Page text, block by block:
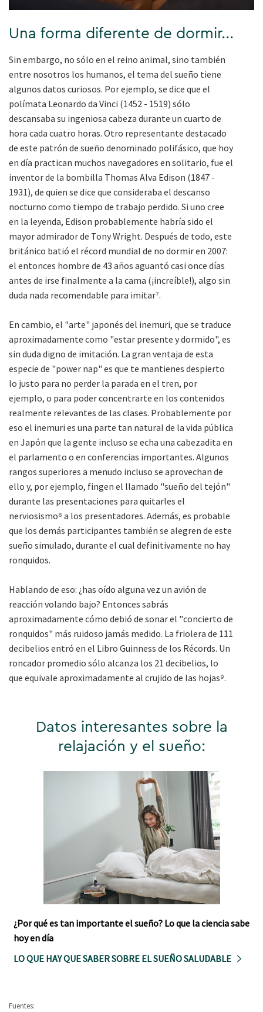
Una forma diferente de dormir...
Sin embargo, no sólo en el reino animal, sino también
entre nosotros los humanos, el tema del sueño tiene
algunos datos curiosos. Por ejemplo, se dice que el
polímata Leonardo da Vinci (1452 - 1519) sólo
descansaba su ingeniosa cabeza durante un cuarto de
hora cada cuatro horas. Otro representante destacado
de este patrón de sueño denominado polifásico, que hoy
en día practican muchos navegadores en solitario, fue el
inventor de la bombilla Thomas Alva Edison (1847 -
1931), de quien se dice que consideraba el descanso
nocturno como tiempo de trabajo perdido. Si uno cree
en la leyenda, Edison probablemente habría sido el
mayor admirador de Tony Wright. Después de todo, este
británico batió el récord mundial de no dormir en 2007:
el entonces hombre de 43 años aguantó casi once días
antes de irse finalmente a la cama (¡increíble!), algo sin
duda nada recomendable para imitar⁷.
En cambio, el "arte" japonés del inemuri, que se traduce
aproximadamente como "estar presente y dormido", es
sin duda digno de imitación. La gran ventaja de esta
especie de "power nap" es que te mantienes despierto
lo justo para no perder la parada en el tren, por
ejemplo, o para poder concentrarte en los contenidos
realmente relevantes de las clases. Probablemente por
eso el inemuri es una parte tan natural de la vida pública
en Japón que la gente incluso se echa una cabezadita en
el parlamento o en conferencias importantes. Algunos
rangos superiores a menudo incluso se aprovechan de
ello y, por ejemplo, fingen el llamado "sueño del tejón"
durante las presentaciones para quitarles el
nerviosismo⁸ a los presentadores. Además, es probable
que los demás participantes también se alegren de este
sueño simulado, durante el cual definitivamente no hay
ronquidos.
Hablando de eso: ¿has oído alguna vez un avión de
reacción volando bajo? Entonces sabrás
aproximadamente cómo debió de sonar el "concierto de
ronquidos" más ruidoso jamás medido. La friolera de 111
decibelios entró en el Libro Guinness de los Récords. Un
roncador promedio sólo alcanza los 21 decibelios, lo
que equivale aproximadamente al crujido de las hojas⁹.
Datos interesantes sobre la
relajación y el sueño:
¿Por qué es tan importante el sueño? Lo que la ciencia sabe
hoy en día
LO QUE HAY QUE SABER SOBRE EL SUEÑO SALUDABLE
Fuentes: